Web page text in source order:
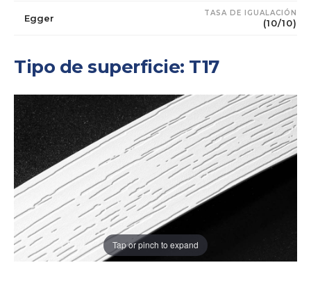
Egger TASA DE IGUALACIÓN
(10/10)
Tipo de superficie: T17
Tap or pinch to expand